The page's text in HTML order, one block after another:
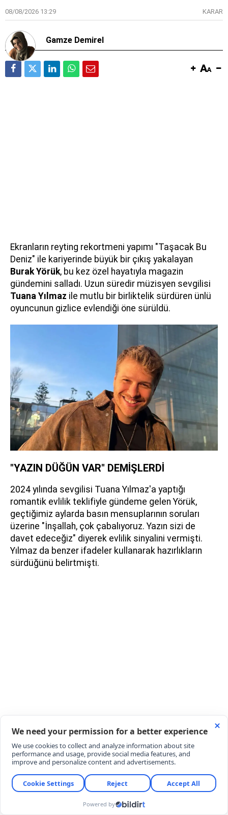
08/08/2026 13:29 KARAR
Gamze Demirel
Ekranların reyting rekortmeni yapımı "Taşacak Bu
Deniz" ile kariyerinde büyük bir çıkış yakalayan
Burak Yörük, bu kez özel hayatıyla magazin
gündemini salladı. Uzun süredir müzisyen sevgilisi
Tuana Yılmaz ile mutlu bir birliktelik sürdüren ünlü
oyuncunun gizlice evlendiği öne sürüldü.
"YAZIN DÜĞÜN VAR" DEMİŞLERDİ
2024 yılında sevgilisi Tuana Yılmaz'a yaptığı
romantik evlilik teklifiyle gündeme gelen Yörük,
geçtiğimiz aylarda basın mensuplarının soruları
üzerine "İnşallah, çok çabalıyoruz. Yazın sizi de
davet edeceğiz" diyerek evlilik sinyalini vermişti.
Yılmaz da benzer ifadeler kullanarak hazırlıkların
sürdüğünü belirtmişti.